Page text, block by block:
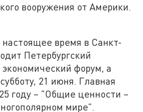
вооружения от Америки.
время в Санкт-
Петербургский
форум, а
21 июня. Главная
году – "Общие ценности –
мире".